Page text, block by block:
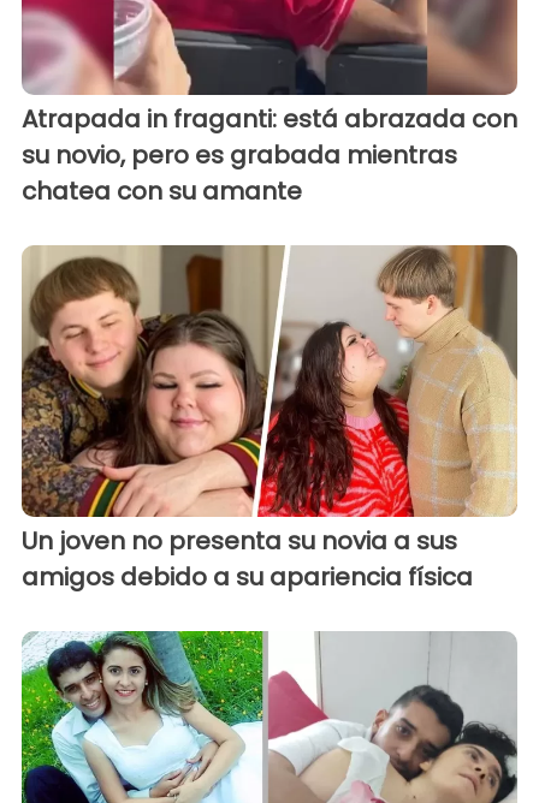
Atrapada in fraganti: está abrazada con
su novio, pero es grabada mientras
chatea con su amante
Un joven no presenta su novia a sus
amigos debido a su apariencia física